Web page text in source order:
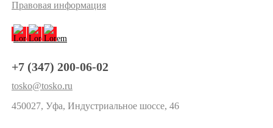
Правовая информация
+7 (347) 200-06-02
tosko@tosko.ru
450027, Уфа, Индустриальное шоссе, 46